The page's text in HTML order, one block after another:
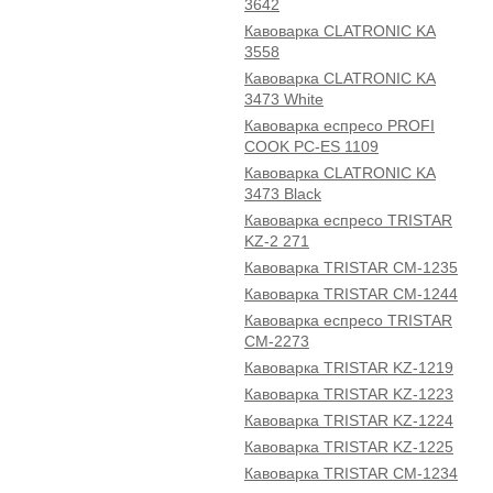
3642
Кавоварка CLATRONIC KA
3558
Кавоварка CLATRONIC KA
3473 White
Кавоварка еспресо PROFI
COOK PC-ES 1109
Кавоварка CLATRONIC KA
3473 Black
Кавоварка еспресо TRISTAR
KZ-2 271
Кавоварка TRISTAR CM-1235
Кавоварка TRISTAR CM-1244
Кавоварка еспресо TRISTAR
CM-2273
Кавоварка TRISTAR KZ-1219
Кавоварка TRISTAR KZ-1223
Кавоварка TRISTAR KZ-1224
Кавоварка TRISTAR KZ-1225
Кавоварка TRISTAR CM-1234